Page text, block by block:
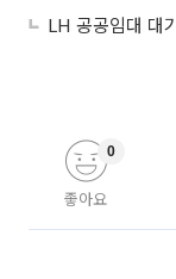
좋아요
0